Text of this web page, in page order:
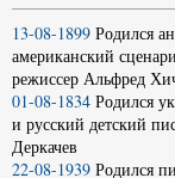
13-08-1899 Родился
американский
режиссер Альфред
01-08-1834 Родился
и русский детский
Деркачев
22-08-1939 Родился